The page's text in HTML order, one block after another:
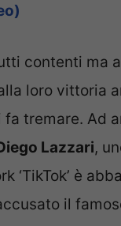
contenti ma
loro vittoria
fa tremare. Ad
Lazzari,
‘TikTok’ è
il